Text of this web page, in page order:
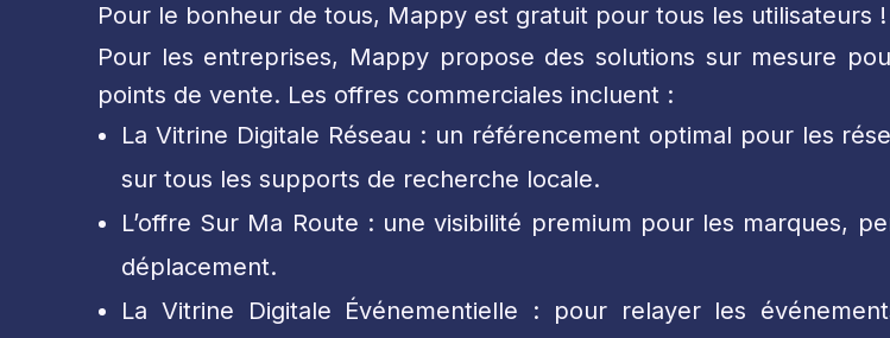
Pour le bonheur de tous, Mappy est gratuit pour tous les utilisateurs !
Pour les entreprises, Mappy propose des solutions sur mesure
points de vente. Les offres commerciales incluent :
La Vitrine Digitale Réseau : un référencement optimal pour les
sur tous les supports de recherche locale.
L’offre Sur Ma Route : une visibilité premium pour les marques,
déplacement.
La Vitrine Digitale Événementielle : pour relayer les